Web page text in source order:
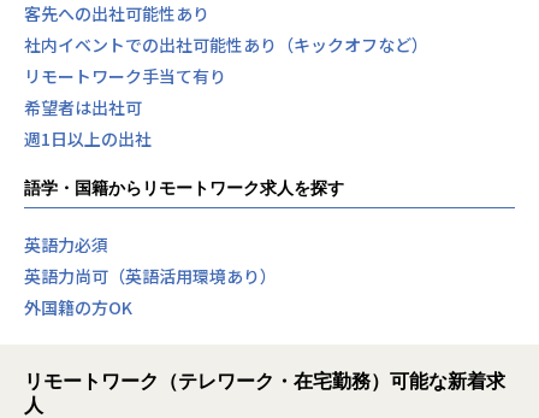
客先への出社可能性あり
社内イベントでの出社可能性あり（キックオフなど）
リモートワーク手当て有り
希望者は出社可
週1日以上の出社
語学・国籍からリモートワーク求人を探す
英語力必須
英語力尚可（英語活用環境あり）
外国籍の方OK
リモートワーク（テレワーク・在宅勤務）可能な新着求
人